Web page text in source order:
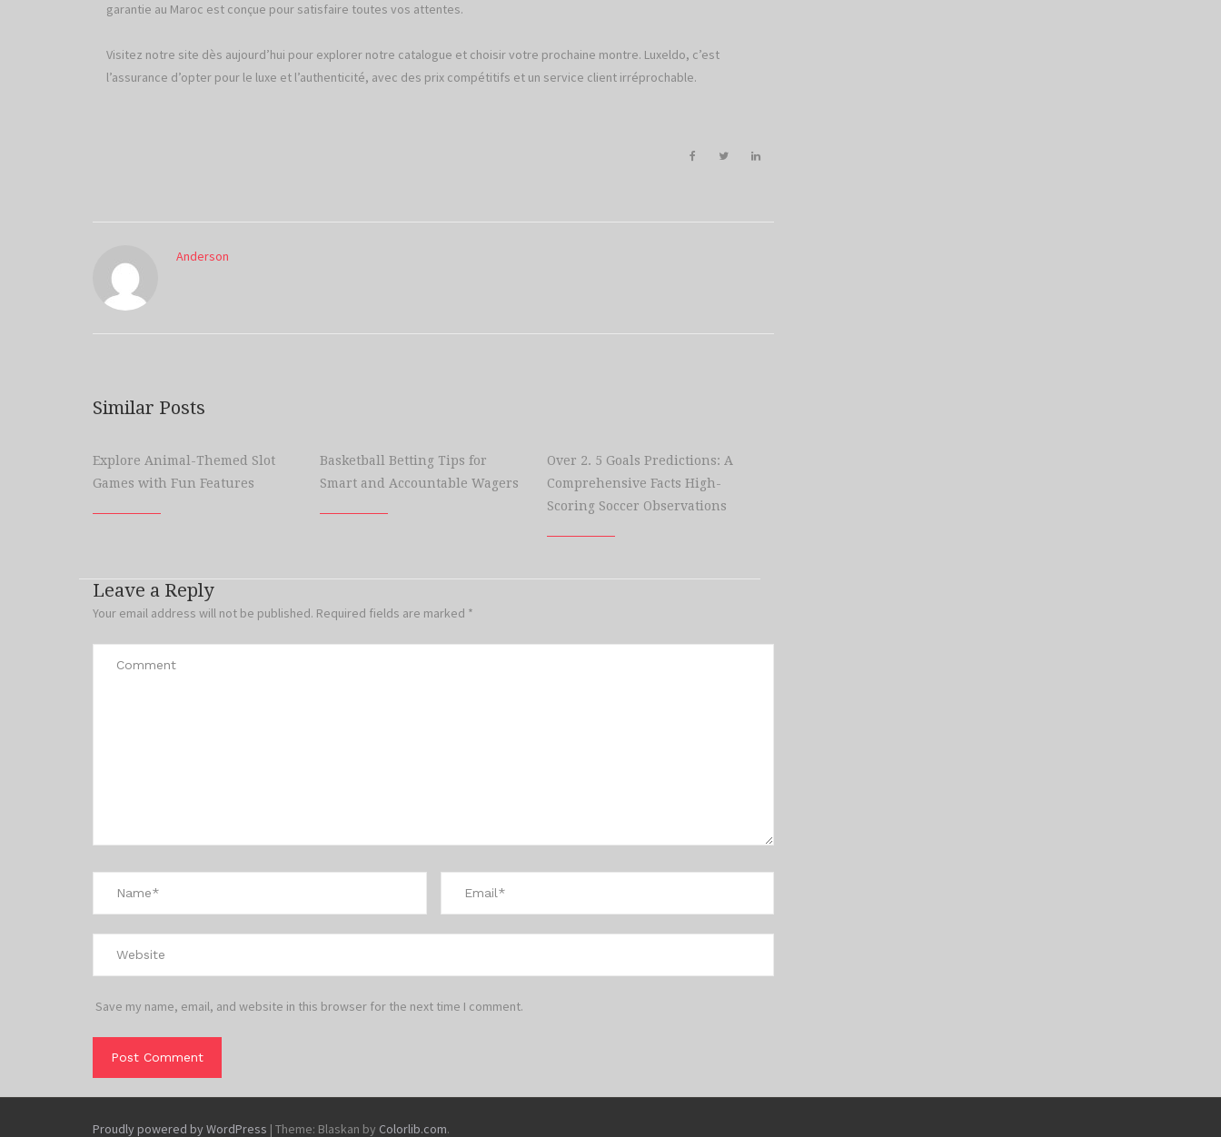
garantie au Maroc est conçue pour satisfaire toutes vos attentes.
Visitez notre site dès aujourd’hui pour explorer notre catalogue et choisir votre prochaine montre. Luxeldo, c’est
l’assurance d’opter pour le luxe et l’authenticité, avec des prix compétitifs et un service client irréprochable.
Anderson
Similar Posts
Explore Animal-Themed Slot
Games with Fun Features
Basketball Betting Tips for
Smart and Accountable Wagers
Over 2. 5 Goals Predictions: A
Comprehensive Facts High-
Scoring Soccer Observations
Leave a Reply
Your email address will not be published. Required fields are marked *
Save my name, email, and website in this browser for the next time I comment.
Proudly powered by WordPress | Theme: Blaskan by Colorlib.com.